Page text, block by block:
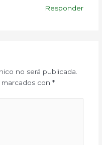
Responder
no será publicada.
con *